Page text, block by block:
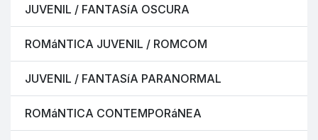
JUVENIL / FANTASíA OSCURA
ROMáNTICA JUVENIL / ROMCOM
JUVENIL / FANTASíA PARANORMAL
ROMáNTICA CONTEMPORáNEA